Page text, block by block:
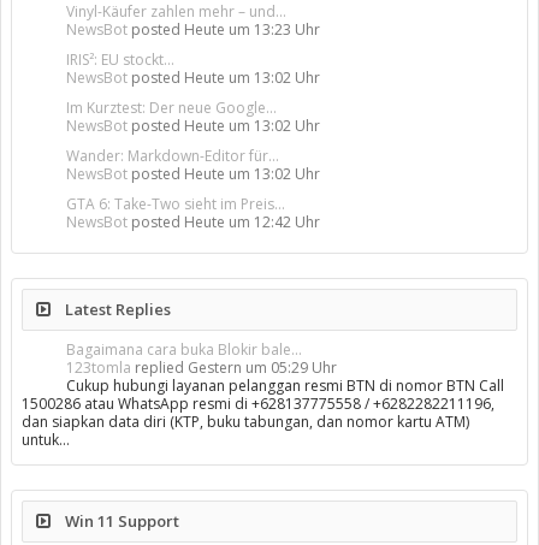
Vinyl-Käufer zahlen mehr – und...
NewsBot posted Heute um 13:23 Uhr
IRIS²: EU stockt...
NewsBot posted Heute um 13:02 Uhr
Im Kurztest: Der neue Google...
NewsBot posted Heute um 13:02 Uhr
Wander: Markdown-Editor für...
NewsBot posted Heute um 13:02 Uhr
GTA 6: Take-Two sieht im Preis...
NewsBot posted Heute um 12:42 Uhr
Latest Replies
Bagaimana cara buka Blokir bale...
123tomla replied Gestern um 05:29 Uhr
Cukup hubungi layanan pelanggan resmi BTN di nomor BTN Call
1500286 atau WhatsApp resmi di +628137775558 / +6282282211196,
dan siapkan data diri (KTP, buku tabungan, dan nomor kartu ATM)
untuk…
Win 11 Support